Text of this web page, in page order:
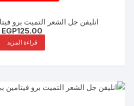
انليفن جل الشعر التميت برو فيتامين
EGP125.00
قراءة المزيد